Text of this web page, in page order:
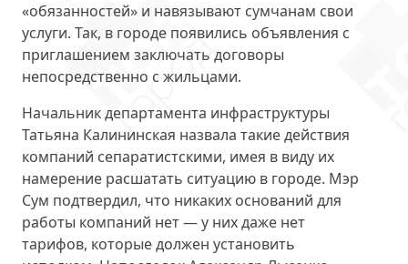
«обязанностей» и навязывают сумчанам свои
услуги. Так, в городе появились объявления с
приглашением заключать договоры
непосредственно с жильцами.
Начальник департамента инфраструктуры
Татьяна Калининская назвала такие действия
компаний сепаратистскими, имея в виду их
намерение расшатать ситуацию в городе. Мэр
Сум подтвердил, что никаких оснований для
работы компаний нет — у них даже нет
тарифов, которые должен установить